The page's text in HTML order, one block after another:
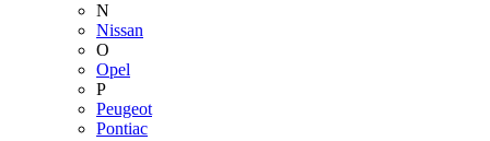
N
Nissan
O
Opel
P
Peugeot
Pontiac